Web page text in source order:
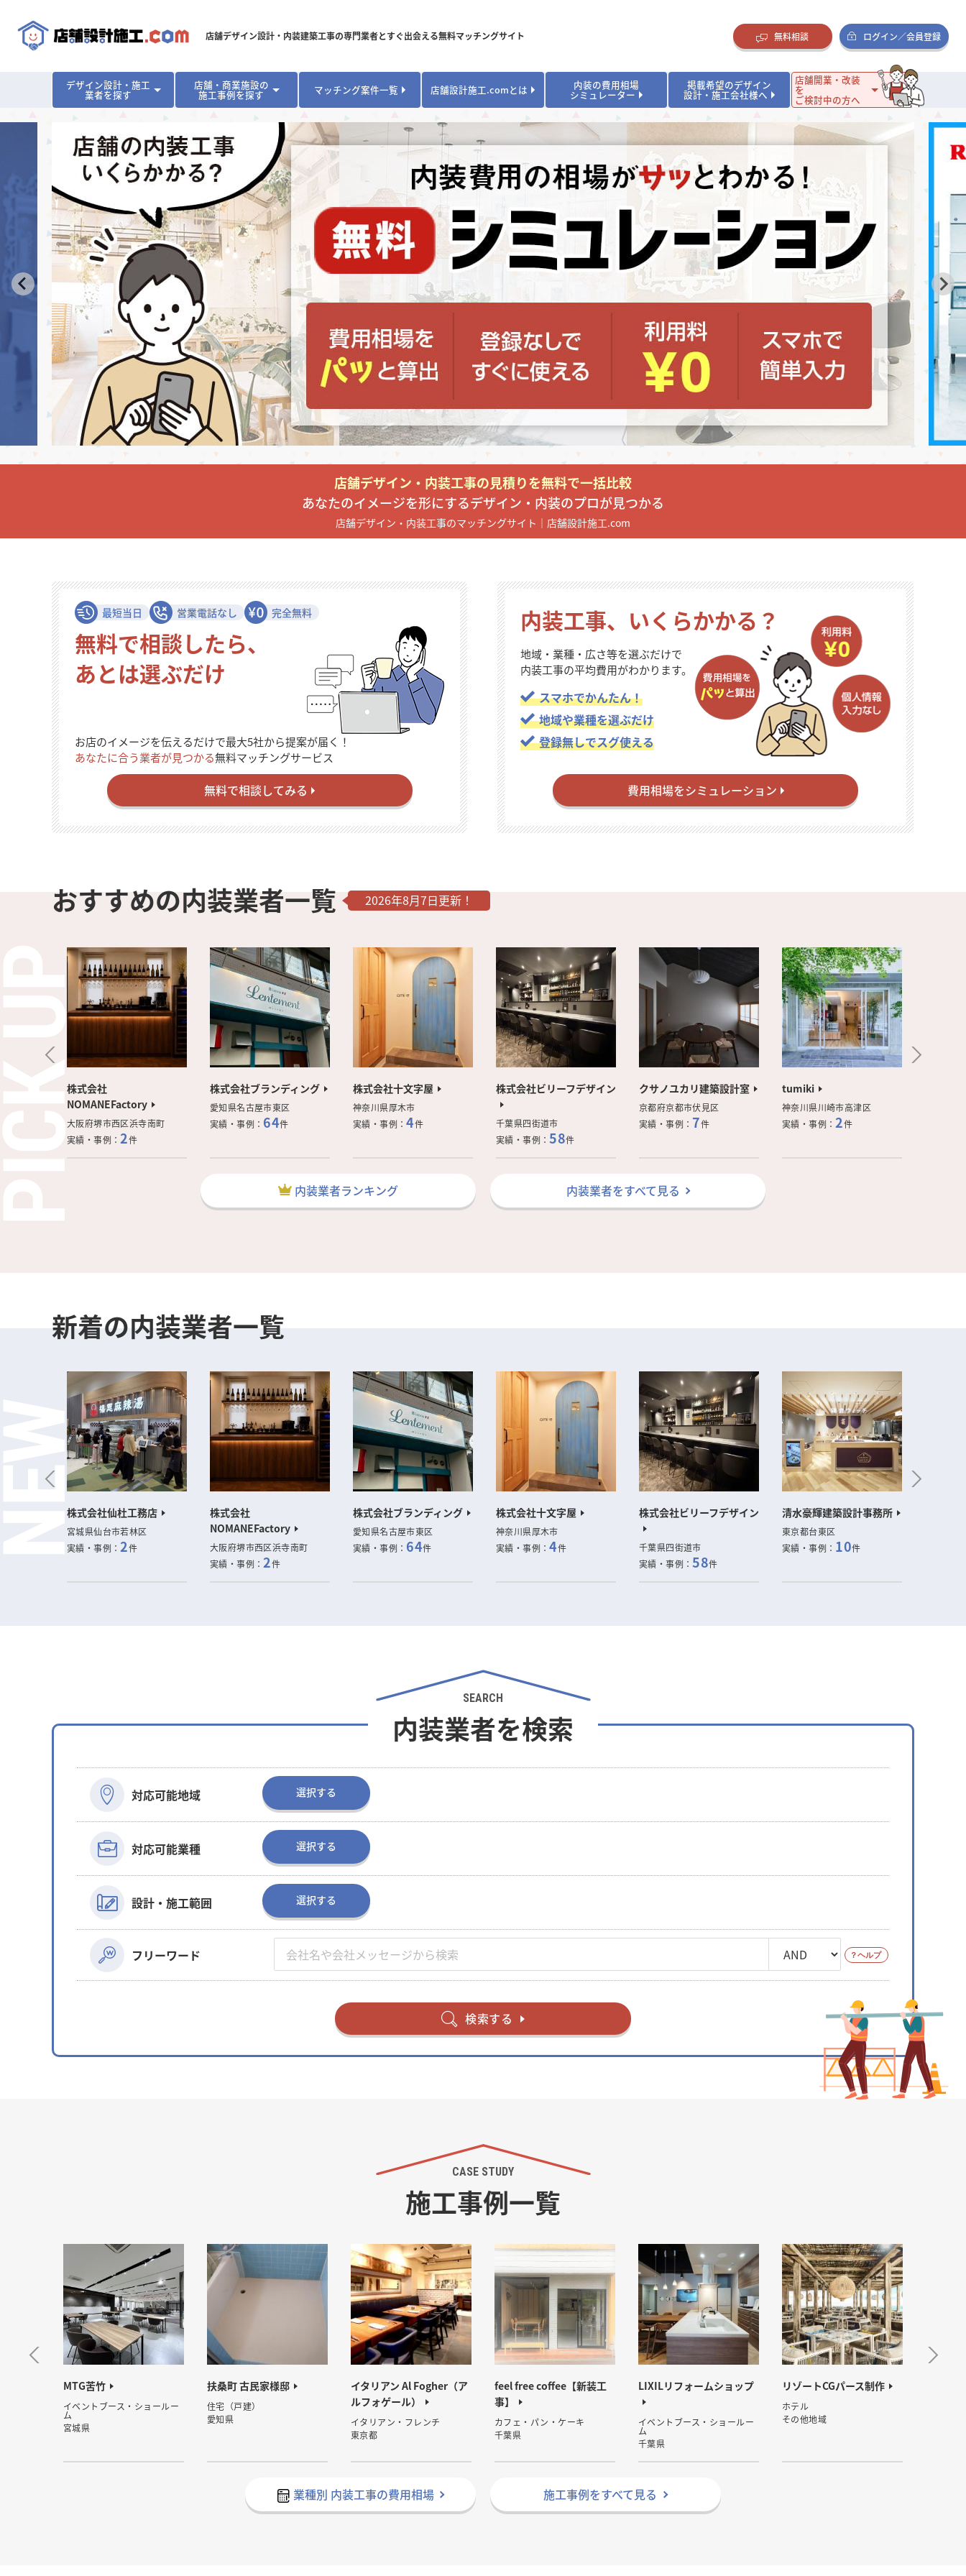
店舗デザイン設計・内装建築工事の専門業者とすぐ出会える無料マッチングサイト 無料相談 ログイン／会員登録
デザイン設計・施工
業者を探す
北海道・東北 北海道 青森県 岩手県 宮城県
山形県
福島県
神奈川県 千葉県 栃木県
群馬県
埼玉県
中部
愛知県 新潟県 富山県 福井県
山梨県
長野県
岐阜県
静岡県
関西
兵庫県 京都府 三重県
奈良県
和歌山県
中国
鳥取県 島根県 岡山県 広島県
山口県
四国
徳島県 香川県 愛媛県
九州・沖縄
福岡県 佐賀県 長崎県 大分県
宮崎県
鹿児島県
沖縄県
おすすめの内装業者
東京のおすすめ内装業者 神奈川･横浜のおすすめ内装業者 おすすめ内装業者をもっと見る
おすすめ内装業者ランキング
対応可能業種から探す
飲食
ダイニング・バー
カフェ・パン・ケーキ
ラーメン・そば・うどん
焼肉・中華料理・韓国料理
クラブ・スナック その他飲食店
アパレル・物
販・ペット
インテリア・雑貨
スーパーマーケット・食品店・コンビニ
趣味・文化
生活・日用品・ホームセンター ペット
その他小売店
学校・オフィ
ス・ショー
ルーム
学校・塾 保育園・幼稚園 オフィス
イベントブース・ショールーム
エントランス
ワーキングスペース その他公共・商業施設
医院・病院・クリニック 薬局
ホテル・旅
館・ブライダ
ル
旅館 ブライダル・ウェディング会場 その他宿泊施設
美容・健康
美容院・美容室・理容室
ネイルサロン・ビューティーサロン
エステ・マッサージ
スパ・銭湯・サウナ
アミューズメ パチンコ・スロット カラオケ ボーリング
ダーツ・ビリヤード
マンガ喫茶
ゲームセンター
その他アミューズメント
住宅・別荘
住宅（戸建） 住宅（マンション・アパート） 別荘
住居その他
その他建築物
すべてのデザイン設計施工業者を見る
店舗・商業施設の
施工事例を探す
北海道・東北 北海道 青森県 岩手県 宮城県
山形県
福島県
神奈川県 千葉県 栃木県
群馬県
埼玉県
中部
愛知県 新潟県 富山県 福井県
山梨県
長野県
岐阜県
静岡県
関西
兵庫県 京都府 三重県
奈良県
和歌山県
中国
鳥取県 島根県 岡山県 広島県
山口県
四国
徳島県 香川県 愛媛県
九州・沖縄
福岡県 佐賀県 長崎県 大分県
宮崎県
鹿児島県
沖縄県
その他
海外 その他地域
費用相場を調べる
カフェの内装工事の費用相場 居酒屋･バルの内装工事の費用相場 費用相場をもっと見る
業種から探す
飲食
ダイニング・バー
カフェ・パン・ケーキ
ラーメン・そば・うどん
焼肉・中華料理・韓国料理
クラブ・スナック その他飲食店
アパレル・物
販・ペット
インテリア・雑貨
スーパーマーケット・食品店・コンビニ
趣味・文化
生活・日用品・ホームセンター ペット
その他小売店
学校・オフィ
ス・ショー
ルーム
学校・塾 保育園・幼稚園 オフィス
イベントブース・ショールーム
エントランス
ワーキングスペース その他公共・商業施設
医院・病院・クリニック 薬局
ホテル・旅
館・ブライダ
ル
旅館 民泊
ブライダル・ウェディング会場
その他宿泊施設
美容・健康
美容院・美容室・理容室
ネイルサロン・ビューティーサロン
エステ・マッサージ
スパ・銭湯・サウナ
ント施設
パチンコ・スロット カラオケ ボーリング
ダーツ・ビリヤード
マンガ喫茶
ゲームセンター
その他アミューズメント
住宅（マンション・アパート）
すべてのデザイン設計・施工事例を見る
マッチング案件一覧 店舗設計施工.comとは 内装の費用相場
シミュレーター
掲載希望のデザイン
設計・施工会社様へ
店舗開業・改装
を
ご検討中の方へ
見積り額が安くなる理由 物件契約前に業者を決めるメリット
安心のサポート体制
マッチングまでの流れ
よくある質問 店舗オーナーの内装業者探し体験談
お役立ちコンテンツ
開業・改装に使える補助金・助成金まとめ
店舗開業･改装を考えるオーナー様に役立つコラム
内装工事費用シミュレーション
店舗デザインのプロに聞いてみた！
店舗の開業･改装をしたい方はこちら
店舗デザイン・内装工事の見積りを無料で一括比較
あなたのイメージを形にするデザイン・内装のプロが見つかる
店舗デザイン・内装工事のマッチングサイト｜店舗設計施工.com
無料で相談したら、
あとは選ぶだけ
最短当日 営業電話なし 完全無料
お店のイメージを伝えるだけで最大5社から提案が届く！
あなたに合う業者が見つかる無料マッチングサービス
無料で相談してみる
内装工事、いくらかかる？
地域・業種・広さ等を選ぶだけで
内装工事の平均費用がわかります。
スマホでかんたん！
地域や業種を選ぶだけ
登録無しでスグ使える
費用相場をシミュレーション
おすすめの内装業者一覧 2026年8月7日更新！
株式会社
NOMANEFactory
大阪府堺市西区浜寺南町
実績・事例：2件
株式会社ブランディング
愛知県名古屋市東区
実績・事例： 64件
株式会社十文字屋
神奈川県厚木市
実績・事例：4件
株式会社ビリーフデザイン
千葉県四街道市
実績・事例：58件
クサノユカリ建築設計室
京都府京都市伏見区
実績・事例： 7件
tumiki
神奈川県川崎市高津区
実績・事例：2件
内装業者ランキング 内装業者をすべて見る
新着の内装業者一覧
株式会社仙杜工務店
宮城県仙台市若林区
実績・事例： 2件
株式会社
NOMANEFactory
大阪府堺市西区浜寺南町
実績・事例： 2件
株式会社ブランディング
愛知県名古屋市東区
実績・事例： 64件
株式会社十文字屋
神奈川県厚木市
実績・事例：4件
株式会社ビリーフデザイン
千葉県四街道市
実績・事例：58件
清水豪輝建築設計事務所
東京都台東区
実績・事例： 10件
SEARCH
内装業者を検索
対応可能地域 選択する
対応可能業種 選択する
設計・施工範囲 選択する
フリーワード
検索する
CASE STUDY
施工事例一覧
MTG苦竹
イベントブース・ショールー
ム
宮城県
扶桑町 古民家様邸
住宅（戸建）
愛知県
イタリアン Al Fogher（ア
ルフォゲール）
イタリアン・フレンチ
東京都
feel free coffee【新装工
事】
カフェ・パン・ケーキ
千葉県
LIXILリフォームショップ
イベントブース・ショールー
ム
千葉県
リゾートCGパース制作
ホテル
その他地域
業種別 内装工事の費用相場 施工事例をすべて見る